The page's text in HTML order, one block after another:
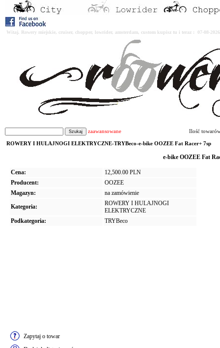
Witaj. Rowery miejskie, cruiser, chopper, lowrider, amsterdam, custom kupisz tu i teraz : 07-08-
zaawansowane Ilość
ROWERY I HULAJNOGI ELEKTRYCZNE-TRYBeco-e-bike OOZEE Fat Racer+ 7sp
e-bike OOZEE Fat
Cena:
12,500.00 PLN
Producent:
OOZEE
Magazyn:
na zamówienie
Kategoria:
ROWERY I HULAJNOGI
ELEKTRYCZNE
Podkategoria:
TRYBeco
Zapytaj o towar